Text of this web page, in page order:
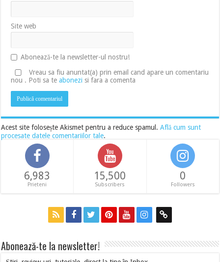
Site web
Abonează-te la newsletter-ul nostru!
Vreau sa fiu anuntat(a) prin email cand apare un comentariu
nou . Poti sa teabonezi si fara a comenta
Acest site folosește Akismet pentru a reduce spamul.Află cum sunt
procesate datele comentariilor tale.
6,983
Prieteni
15,500
Subscribers
0
Followers
Abonează-te la newsletter!